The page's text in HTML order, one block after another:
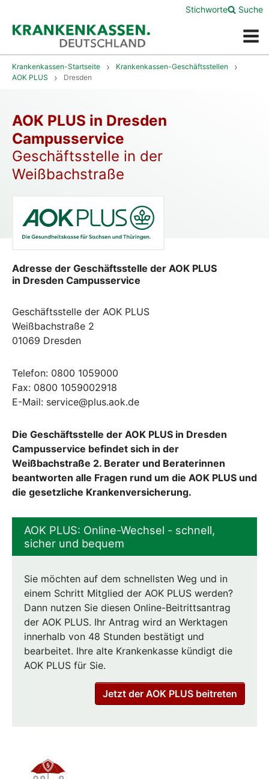
Menü
Stichworte Suche
Krankenkassen-Startseite
Krankenkassen-Geschäftsstellen
AOK PLUS
Dresden
AOK PLUS in Dresden
Campusservice
Geschäftsstelle in der
Weißbachstraße
Adresse der Geschäftsstelle der AOK PLUS
in Dresden Campusservice
Geschäftsstelle der AOK PLUS
Weißbachstraße 2
01069 Dresden
Telefon: 0800 1059000
Fax: 0800 1059002918
E-Mail: service@plus.aok.de
Die Geschäftsstelle der AOK PLUS in Dresden
Campusservice befindet sich in der
Weißbachstraße 2. Berater und Beraterinnen
beantworten alle Fragen rund um die AOK PLUS und
die gesetzliche Krankenversicherung.
AOK PLUS: Online-Wechsel - schnell,
sicher und bequem
Sie möchten auf dem schnellsten Weg und in
einem Schritt Mitglied der AOK PLUS werden?
Dann nutzen Sie diesen Online-Beitrittsantrag
der AOK PLUS. Ihr Antrag wird an Werktagen
innerhalb von 48 Stunden bestätigt und
bearbeitet. Ihre alte Krankenkasse kündigt die
AOK PLUS für Sie.
Jetzt der AOK PLUS beitreten